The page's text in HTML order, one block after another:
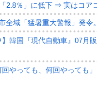
2.8％」に低下 ⇒ 実はコア
全域「猛暑重大警報」発令
】韓国『現代自動車』07月
やっても、何回やっても